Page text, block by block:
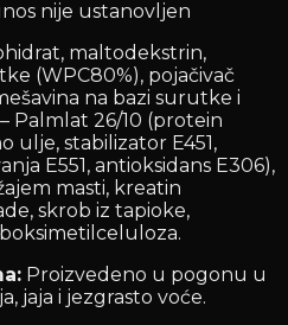
nije ustanovljen
maltodekstrin,
(WPC80%), pojačivač
na bazi surutke i
Palmlat 26/10 (protein
ulje, stabilizator E451,
E551, antioksidans E306),
masti, kreatin
skrob iz tapioke,
Proizvedeno u pogonu u
jaja i jezgrasto voće.